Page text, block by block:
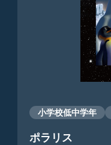
をお愉しみください。
小学校低中学年
ポラリス